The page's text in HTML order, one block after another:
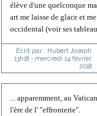
élève d'une quelconque
art me laisse de glace et
occidental (voir ses
Écrit par : Hubert Joseph
13h18- mercredi 14 février
2018
... apparemment, au
l'ère de l' "effronterie".